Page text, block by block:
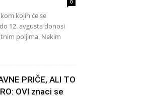
0
kojih će se
12. avgusta donosi
poljima. Nekim
PRIČE, ALI TO
OVI znaci se